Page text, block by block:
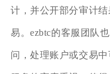
计，并公开部分审计
易。ezbtc的客服团队
问，处理账户或交易